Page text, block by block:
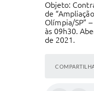
Objeto:
de
Olímpia/SP”
às 09h30.
de 2021.